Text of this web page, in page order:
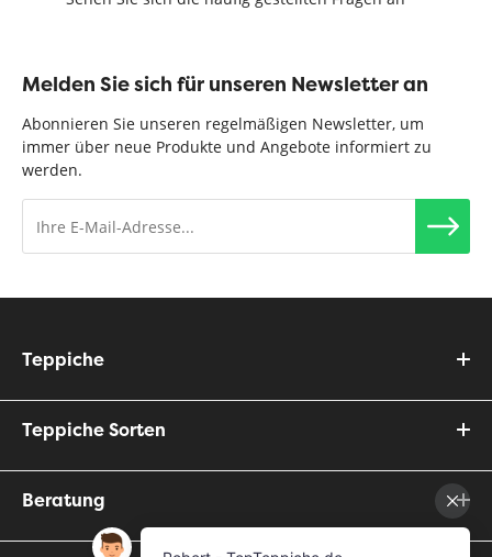
Melden Sie sich für unseren Newsletter an
Abonnieren Sie unseren regelmäßigen Newsletter, um
immer über neue Produkte und Angebote informiert zu
werden.
Teppiche
Teppiche Sorten
Beratung